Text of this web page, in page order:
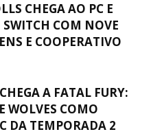
CHEGA AO PC E
COM NOVE
E COOPERATIVO
A FATAL FURY:
WOLVES COMO
DA TEMPORADA 2